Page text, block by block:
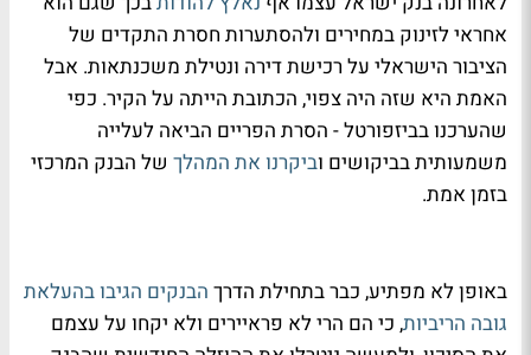
אחראי לזינוק במחירים ולהסתערות חסרת התקדים של
הציבור הישראלי על רכישת דירה ונטילת משכנתאות. אבל
האמת היא שזה היה צפוי, הכתובת הייתה על הקיר. כפי
שהערכנו בביזפורטל - הסרת הפריים הביאה לעלייה
משמעותית בביקושים וביקרנו את המהלך של הבנק המרכזי
בזמן אמת.
באופן לא מפתיע, כבר בתחילת הדרך הבנקים הגיבו בהעלאת
גובה הריביות, כי הם הרי לא פראיירים ולא יקחו על עצמם